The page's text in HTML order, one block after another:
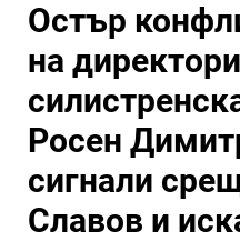
Остър
на
Росен
сигнали
Славов и